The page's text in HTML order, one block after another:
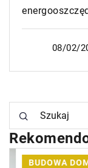
08/02/
BUDOWA